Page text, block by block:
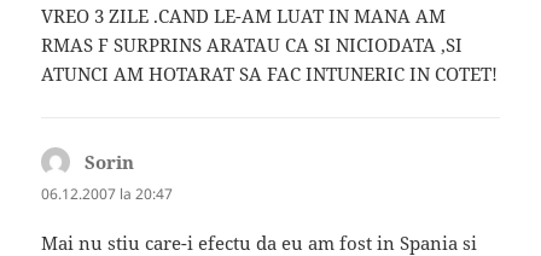
VREO 3 ZILE .CAND LE-AM LUAT IN MANA AM
RMAS F SURPRINS ARATAU CA SI NICIODATA ,SI
ATUNCI AM HOTARAT SA FAC INTUNERIC IN COTET!
Sorin
06.12.2007 la 20:47
Mai nu stiu care-i efectu da eu am fost in Spania si